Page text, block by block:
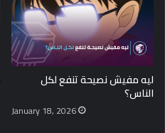
ليه مفيش نصيحة تنفع لكل
الناس؟
January 18, 2026